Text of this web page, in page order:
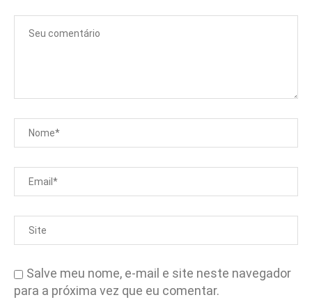
Salve meu nome, e-mail e site neste navegador
para a próxima vez que eu comentar.